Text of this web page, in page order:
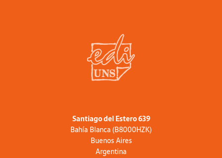
Santiago del Estero 639
Bahía Blanca (B8000HZK)
Buenos Aires
Argentina